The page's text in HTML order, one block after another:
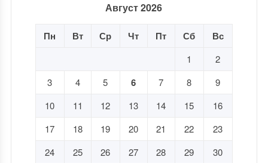
Август 2026
Пн Вт Ср Чт Пт Сб Вс
1
2
3
4 5 6 7 8
9
10
11 12 13 14 15
16
17
18 19 20 21 22
23
24
25 26 27 28 29
30